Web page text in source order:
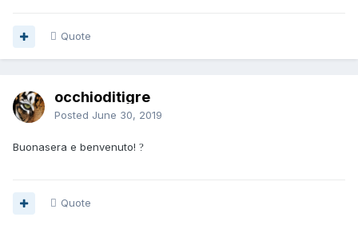
Quote
occhioditigre
Posted June 30, 2019
Buonasera e benvenuto! ?
Quote